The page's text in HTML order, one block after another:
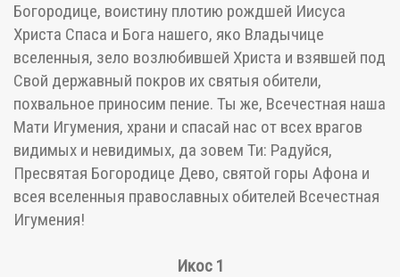
Богородице, воистину плотию рождшей Иисуса
Христа Спаса и Бога нашего, яко Владычице
вселенныя, зело возлюбившей Христа и взявшей под
Свой державный покров их святыя обители,
похвальное приносим пение. Ты же, Всечестная наша
Мати Игумения, храни и спасай нас от всех врагов
видимых и невидимых, да зовем Ти: Радуйся,
Пресвятая Богородице Дево, святой горы Афона и
всея вселенныя православных обителей Всечестная
Игумения!
Икос 1